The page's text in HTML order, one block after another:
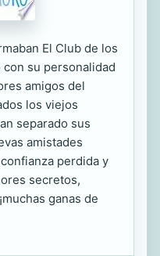
El Club de los
su personalidad
amigos del
los viejos
separado sus
amistades
perdida y
secretos,
ganas de